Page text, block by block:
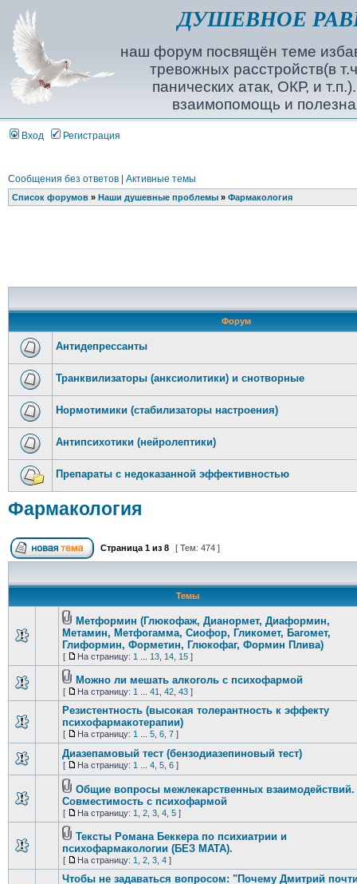
ДУШЕВНОЕ
наш форум посвящён теме
тревожных расстройств(в
панических атак, ОКР, и
взаимопомощь и
Вход Регистрация
Сообщения без ответов| Активные темы
Список форумов» Наши душевные проблемы» Фармакология
Форум
Антидепрессанты
Транквилизаторы (анксиолитики) и снотворные
Нормотимики (стабилизаторы настроения)
Антипсихотики (нейролептики)
Препараты с недоказанной эффективностью
Фармакология
Страница 1из 8 [ Тем: 474 ]
Темы
Метформин (Глюкофаж, Дианормет, Диаформин,
Метамин, Метфогамма, Сиофор, Гликомет, Багомет,
Глиформин, Форметин, Глюкофаг, Формин Плива)
[ На страницу: 1 13, 14, 15]
Можно ли мешать алкоголь с психофармой
[ На страницу: 1 41 42, 43]
Резистентность (высокая толерантность к эффекту
психофармакотерапии)
[ На страницу: 1 5, 6, 7]
Диазепамовый тест (бензодиазепиновый тест)
[ На страницу: 1 4, 5, 6]
Общие вопросы межлекарственных взаимодействий.
Совместимость с психофармой
[ На страницу: 1 2, 3, 4, 5]
Тексты Романа Беккера по психиатрии и
психофармакологии (БЕЗ МАТА).
[ На страницу: 1 2, 3, 4]
Чтобы не задаваться вопросом: "Почему Дмитрий